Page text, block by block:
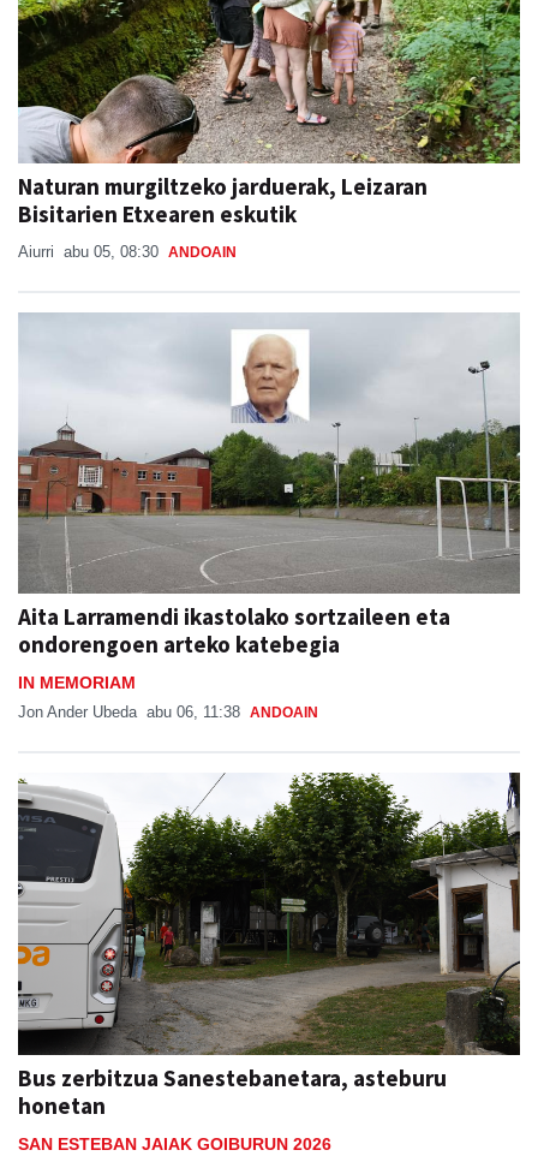
Naturan murgiltzeko jarduerak, Leizaran
Bisitarien Etxearen eskutik
Aiurri abu 05, 08:30 ANDOAIN
Aita Larramendi ikastolako sortzaileen eta
ondorengoen arteko katebegia
IN MEMORIAM
Jon Ander Ubeda abu 06, 11:38 ANDOAIN
Bus zerbitzua Sanestebanetara, asteburu
honetan
SAN ESTEBAN JAIAK GOIBURUN 2026